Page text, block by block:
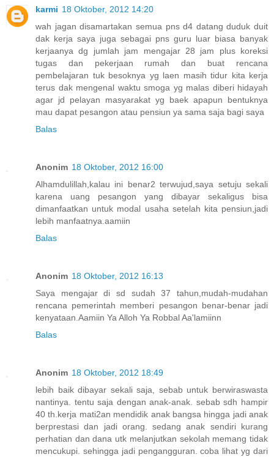
karmi 18 Oktober, 2012 14:20
wah jagan disamartakan semua pns d4 datang duduk duit
dak kerja saya juga sebagai pns guru luar biasa banyak
kerjaanya dg jumlah jam mengajar 28 jam plus koreksi
tugas dan pekerjaan rumah dan buat rencana
pembelajaran tuk besoknya yg laen masih tidur kita kerja
terus dak mengenal waktu smoga yg malas diberi hidayah
agar jd pelayan masyarakat yg baek apapun bentuknya
mau dapat pesangon atau pensiun ya sama saja bagi saya
Balas
Anonim 18 Oktober, 2012 16:00
Alhamdulillah,kalau ini benar2 terwujud,saya setuju sekali
karena uang pesangon yang dibayar sekaligus bisa
dimanfaatkan untuk modal usaha setelah kita pensiun,jadi
lebih manfaatnya.aamiin
Balas
Anonim 18 Oktober, 2012 16:13
Saya mengajar di sd sudah 37 tahun,mudah-mudahan
rencana pemerintah memberi pesangon benar-benar jadi
kenyataan.Aamiin Ya Alloh Ya Robbal Aa'lamiinn
Balas
Anonim 18 Oktober, 2012 18:49
lebih baik dibayar sekali saja, sebab untuk berwiraswasta
nantinya. tentu saja dengan anak-anak. sebab sdh hampir
40 th.kerja mati2an mendidik anak bangsa hingga jadi anak
berprestasi dan jadi orang. sedang anak sendiri kurang
perhatian dan dana utk melanjutkan sekolah memang tidak
mencukupi. sehingga jadi pengangguran. coba lihat yg dari